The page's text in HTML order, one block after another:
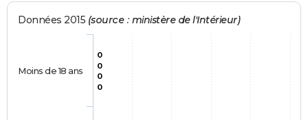
Données 2015 (source : ministère de l'Intérieur)
0
0
0
0
Moins de 18 ans